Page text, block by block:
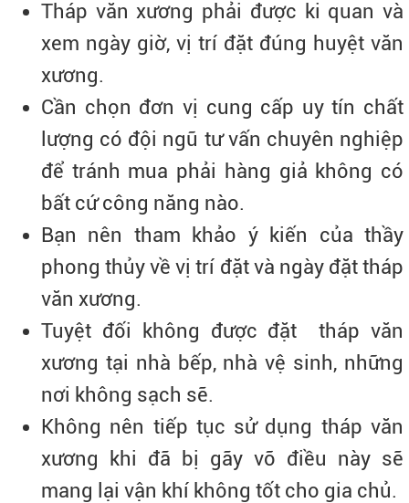
Tháp văn xương phải được ki quan và
xem ngày giờ, vị trí đặt đúng huyệt văn
xương.
Cần chọn đơn vị cung cấp uy tín chất
lượng có đội ngũ tư vấn chuyên nghiệp
để tránh mua phải hàng giả không có
bất cứ công năng nào.
Bạn nên tham khảo ý kiến của thầy
phong thủy về vị trí đặt và ngày đặt tháp
văn xương.
Tuyệt đối không được đặt tháp văn
xương tại nhà bếp, nhà vệ sinh, những
nơi không sạch sẽ.
Không nên tiếp tục sử dụng tháp văn
xương khi đã bị gãy vỡ điều này sẽ
mang lại vận khí không tốt cho gia chủ.